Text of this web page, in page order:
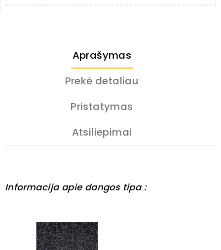
Aprašymas
Prekė detaliau
Pristatymas
Atsiliepimai
Informacija apie dangos tipa :